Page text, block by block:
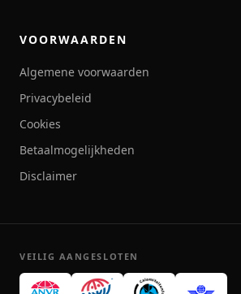
VOORWAARDEN
Algemene voorwaarden
Privacybeleid
Cookies
Betaalmogelijkheden
Disclaimer
VEILIG AANGESLOTEN